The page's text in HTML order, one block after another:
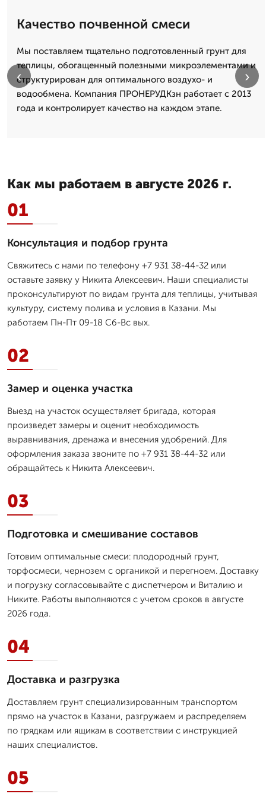
Качество почвенной смеси
Мы поставляем тщательно подготовленный грунт для
теплицы, обогащенный полезными микроэлементами и
структурирован для оптимального воздухо- и
водообмена. Компания ПРОНЕРУДКзн работает с 2013
года и контролирует качество на каждом этапе.
‹ ›
Как мы работаем в августе 2026 г.
01
Консультация и подбор грунта
Свяжитесь с нами по телефону +7 931 38-44-32 или
оставьте заявку у Никита Алексеевич. Наши специалисты
проконсультируют по видам грунта для теплицы, учитывая
культуру, систему полива и условия в Казани. Мы
работаем Пн-Пт 09-18 Сб-Вс вых.
02
Замер и оценка участка
Выезд на участок осуществляет бригада, которая
произведет замеры и оценит необходимость
выравнивания, дренажа и внесения удобрений. Для
оформления заказа звоните по +7 931 38-44-32 или
обращайтесь к Никита Алексеевич.
03
Подготовка и смешивание составов
Готовим оптимальные смеси: плодородный грунт,
торфосмеси, чернозем с органикой и перегноем. Доставку
и погрузку согласовывайте с диспетчером и Виталию и
Никите. Работы выполняются с учетом сроков в августе
2026 года.
04
Доставка и разгрузка
Доставляем грунт специализированным транспортом
прямо на участок в Казани, разгружаем и распределяем
по грядкам или ящикам в соответствии с инструкцией
наших специалистов.
05